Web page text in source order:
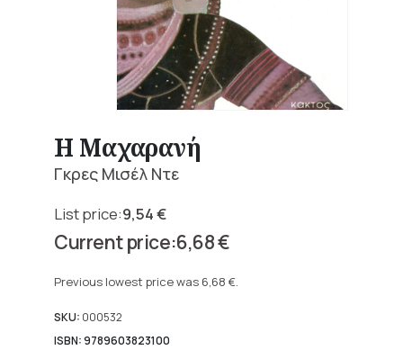
Η Μαχαρανή
Γκρες Μισέλ Ντε
9,54€
Original
price
9,54 €.
6,68€
price
6,68 €.
Previous lowest price was 6,68 €.
SKU: 000532
ISBN: 9789603823100